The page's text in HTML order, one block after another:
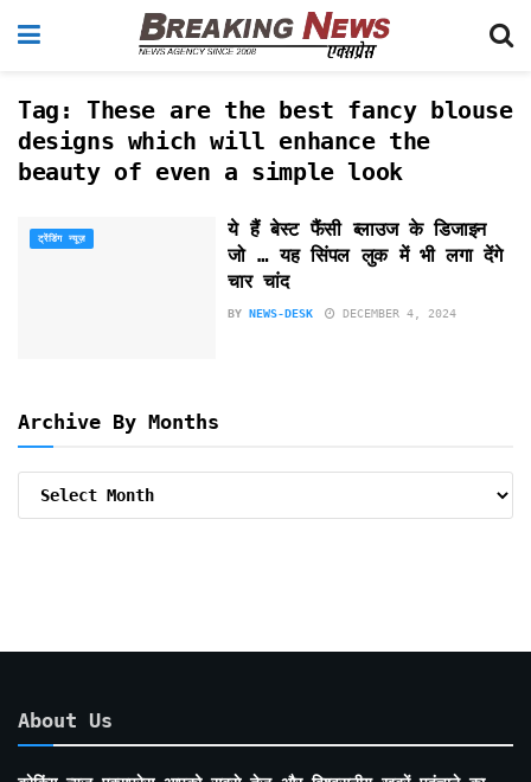
Tag: These are the best fancy blouse
designs which will enhance the
beauty of even a simple look
ट्रेंडिंग न्यूज़
ये हैं बेस्ट फैंसी ब्लाउज के डिजाइन
जो … यह सिंपल लुक में भी लगा देंगे
चार चांद
BY NEWS-DESK DECEMBER 4, 2024
Archive By Months
About Us